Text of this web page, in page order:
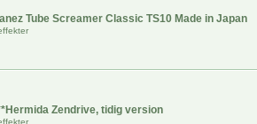
Tube Screamer Classic TS10 Made in Japan
Zendrive, tidig version